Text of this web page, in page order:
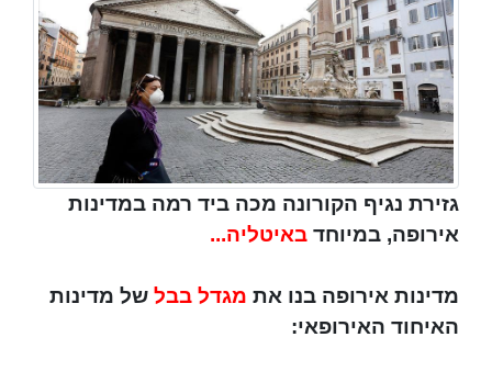
גזירת נגיף הקורונה מכה ביד רמה במדינות
אירופה, במיוחד באיטליה...
מדינות אירופה בנו את מגדל בבל של מדינות
האיחוד האירופאי: